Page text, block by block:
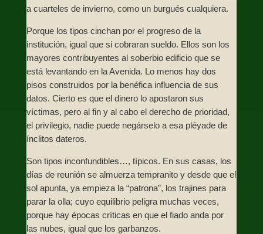
a cuarteles de invierno, como un burgués cualquiera.
Porque los tipos cinchan por el progreso de la
institución, igual que si cobraran sueldo. Ellos son los
mayores contribuyentes al soberbio edificio que se
está levantando en la Avenida. Lo menos hay dos
pisos construidos por la benéfica influencia de sus
datos. Cierto es que el dinero lo apostaron sus
víctimas, pero al fin y al cabo el derecho de prioridad,
el privilegio, nadie puede negárselo a esa pléyade de
ínclitos dateros.
Son tipos inconfundibles…, típicos. En sus casas, los
días de reunión se almuerza tempranito y desde que el
sol apunta, ya empieza la “patrona”, los trajines para
parar la olla; cuyo equilibrio peligra muchas veces,
porque hay épocas críticas en que el fiado anda por
las nubes, igual que los garbanzos.